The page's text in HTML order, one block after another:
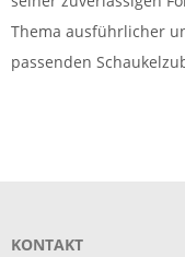
Thema ausführlicher
passenden
KONTAKT